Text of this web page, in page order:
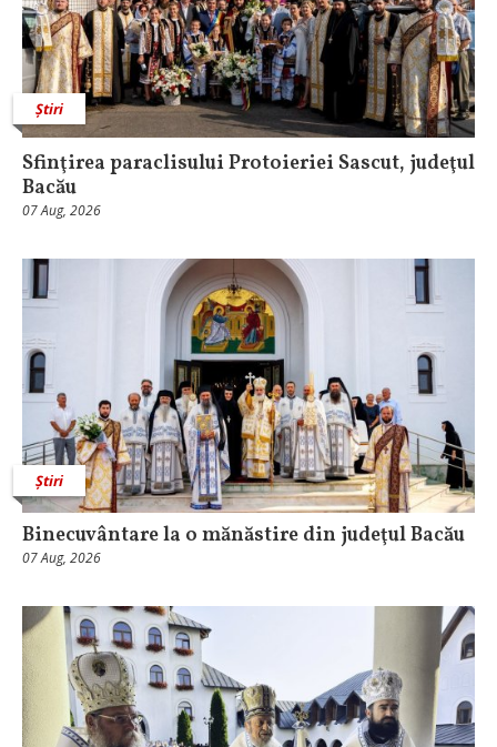
Știri
Sfinţirea paraclisului Protoieriei Sascut, judeţul
Bacău
07 Aug, 2026
Știri
Binecuvântare la o mănăstire din judeţul Bacău
07 Aug, 2026